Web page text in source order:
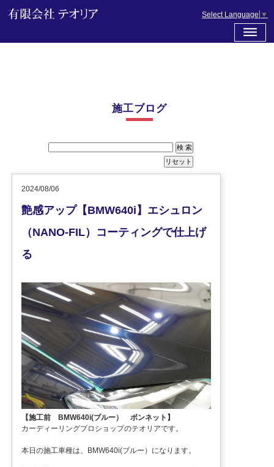
Select Language ▼
施工ブログ
2024/08/06
艶感アップ【BMW640i】エシュロン
（NANO-FIL）コーティングで仕上げ
る
【施工前 BMW640i(ブルー） ボンネット】
カーディーリングプロショップのテオリアです。
本日の施工車種は、BMW640i(ブルー）になります。